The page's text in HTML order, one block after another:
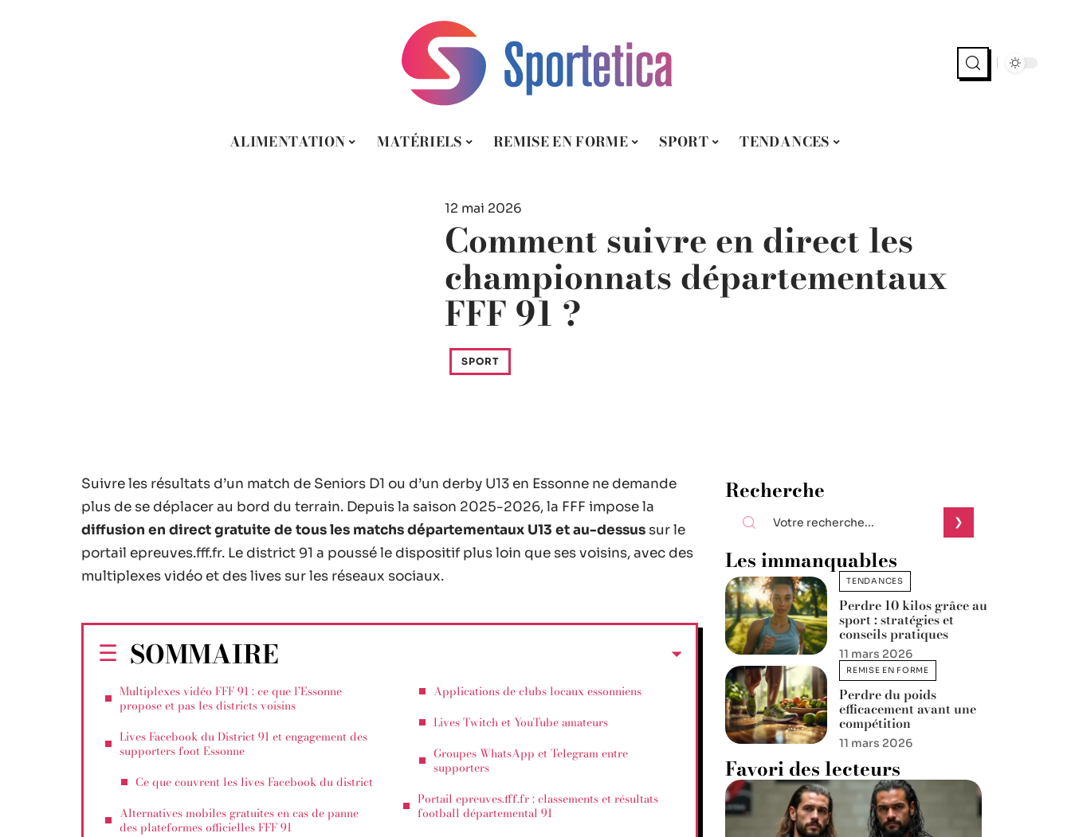
ALIMENTATION MATÉRIELS REMISE EN FORME SPORT TENDANCES
12 mai 2026
Comment suivre en direct les
championnats départementaux
FFF 91 ?
SPORT
Suivre les résultats d’un match de Seniors D1 ou d’un derby U13 en Essonne ne demande
plus de se déplacer au bord du terrain. Depuis la saison 2025-2026, la FFF impose la
diffusion en direct gratuite de tous les matchs départementaux U13 et au-dessus sur le
portail epreuves.fff.fr. Le district 91 a poussé le dispositif plus loin que ses voisins, avec des
multiplexes vidéo et des lives sur les réseaux sociaux.
SOMMAIRE
Multiplexes vidéo FFF 91 : ce que l’Essonne
propose et pas les districts voisins
Lives Facebook du District 91 et engagement des
supporters foot Essonne
Ce que couvrent les lives Facebook du district
Alternatives mobiles gratuites en cas de panne
des plateformes officielles FFF 91
Applications de clubs locaux essonniens
Lives Twitch et YouTube amateurs
Groupes WhatsApp et Telegram entre
supporters
Portail epreuves.fff.fr : classements et résultats
football départemental 91
Recherche
Les immanquables
TENDANCES
Perdre 10 kilos grâce au
sport : stratégies et
conseils pratiques
11 mars 2026
REMISE EN FORME
Perdre du poids
efficacement avant une
compétition
11 mars 2026
Favori des lecteurs